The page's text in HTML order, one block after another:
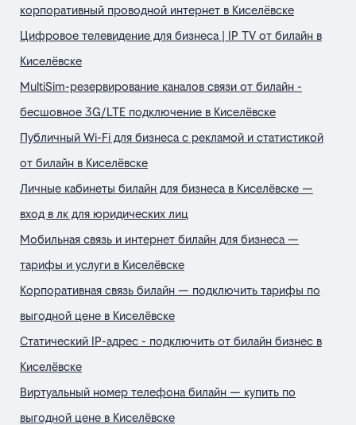
корпоративный проводной интернет в Киселёвске
Цифровое телевидение для бизнеса | IP TV от билайн в
Киселёвске
MultiSim-резервирование каналов связи от билайн -
бесшовное 3G/LTE подключение в Киселёвске
Публичный Wi-Fi для бизнеса с рекламой и статистикой
от билайн в Киселёвске
Личные кабинеты билайн для бизнеса в Киселёвске —
вход в лк для юридических лиц
Мобильная связь и интернет билайн для бизнеса —
тарифы и услуги в Киселёвске
Корпоративная связь билайн — подключить тарифы по
выгодной цене в Киселёвске
Статический IP-адрес - подключить от билайн бизнес в
Киселёвске
Виртуальный номер телефона билайн — купить по
выгодной цене в Киселёвске